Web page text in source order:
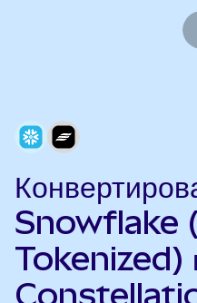
Snowflake
Tokenized)